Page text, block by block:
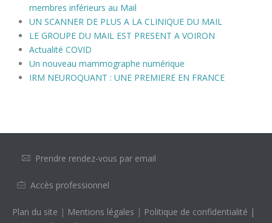
membres inférieurs au Mail
UN SCANNER DE PLUS A LA CLINIQUE DU MAIL
LE GROUPE DU MAIL EST PRESENT A VOIRON
Actualité COVID
Un nouveau mammographe numérique
IRM NEUROQUANT : UNE PREMIERE EN FRANCE
Prendre rendez-vous par email
Accès professionnel
Plan du site | Mentions légales | Politique de confidentialité |